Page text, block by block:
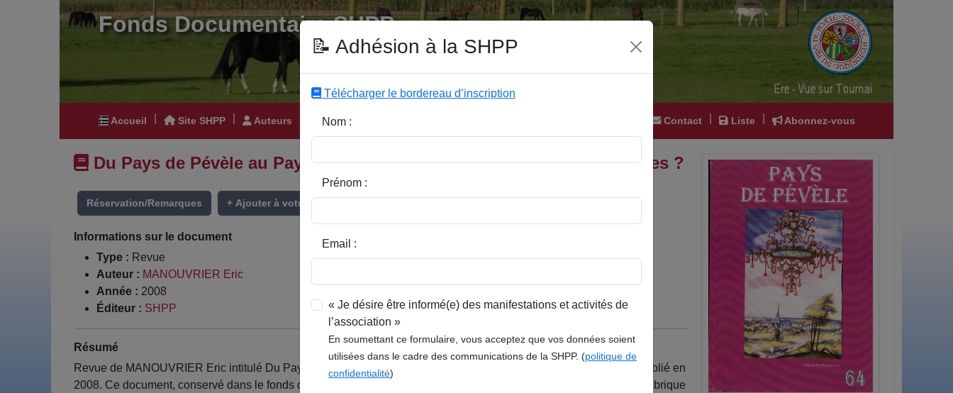
Fonds Documentaire SHPP
Accueil Site SHPP Auteurs Editeurs Contact Liste Abonnez-vous
Du Pays de Pévèle au Pays Pévèlois : quelles délimitations territoriales ?
Réservation/Remarques + Ajouter à votre liste
Informations sur le document
Type : Revue
Auteur : MANOUVRIER Eric
Année : 2008
Éditeur : SHPP
Résumé
Revue de MANOUVRIER Eric intitulé Du Pays de Pévèle au Pays Pévèlois : quelles délimitations territoriales ?, publié en
2008. Ce document, conservé dans le fonds de la Société Historique du Pays de Pévèle (SHPP), s’inscrit dans la rubrique
📝 Adhésion à la SHPP
Télécharger le bordereau d’inscription
Nom :
Prénom :
Email :
« Je désire être informé(e) des manifestations et activités de
l’association »
En soumettant ce formulaire, vous acceptez que vos données soient
utilisées dans le cadre des communications de la SHPP. (politique de
confidentialité)